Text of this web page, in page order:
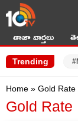
తాజా వార్తలు
Trending
Home » Gold Rate
Gold Rate